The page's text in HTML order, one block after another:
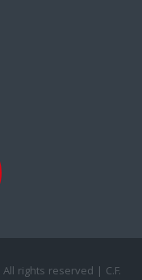
All rights reserved | C.F.